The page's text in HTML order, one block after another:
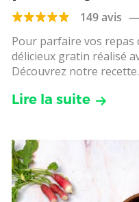
149 avis —
Pour parfaire vos repas
délicieux gratin réalisé
Découvrez notre
Lire la suite